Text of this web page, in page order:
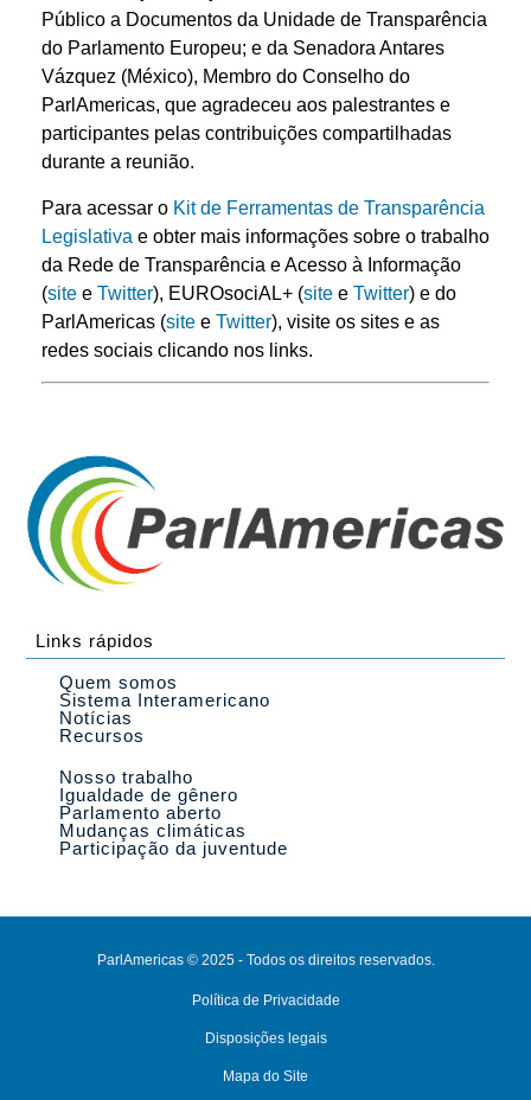
Público a Documentos da Unidade de Transparência
do Parlamento Europeu; e da Senadora Antares
Vázquez (México), Membro do Conselho do
ParlAmericas, que agradeceu aos palestrantes e
participantes pelas contribuições compartilhadas
durante a reunião.
Para acessar o Kit de Ferramentas de Transparência
Legislativa e obter mais informações sobre o trabalho
da Rede de Transparência e Acesso à Informação
(site e Twitter), EUROsociAL+ (site e Twitter) e do
ParlAmericas (site e Twitter), visite os sites e as
redes sociais clicando nos links.
Links rápidos
Quem somos
Sistema Interamericano
Notícias
Recursos
Nosso trabalho
Igualdade de gênero
Parlamento aberto
Mudanças climáticas
Participação da juventude
ParlAmericas © 2025 - Todos os direitos reservados.
Política de Privacidade
Disposições legais
Mapa do Site